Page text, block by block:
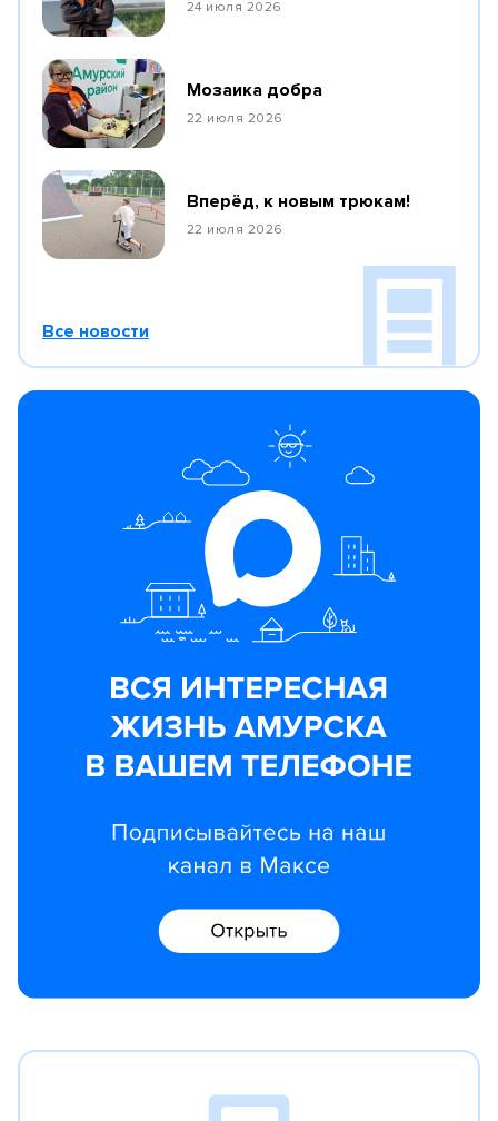
24 июля 2026
Мозаика добра
22 июля 2026
Вперёд, к новым трюкам!
22 июля 2026
Все новости